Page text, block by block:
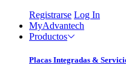
Registrarse Log In
MyAdvantech
Productos
Placas Integradas &